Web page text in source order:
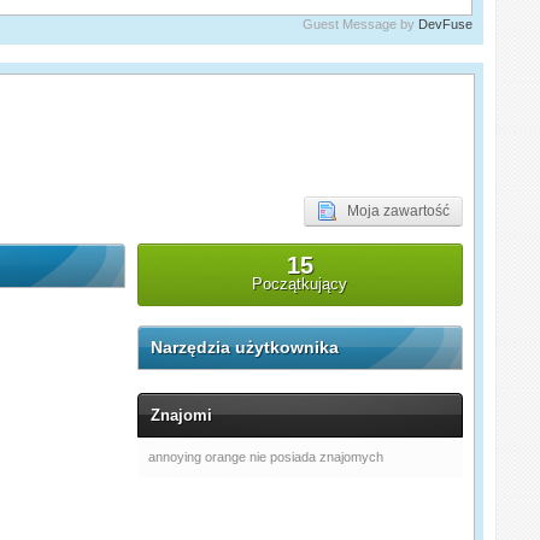
Guest Message by DevFuse
Moja zawartość
15
Początkujący
Narzędzia użytkownika
Znajomi
annoying orange nie posiada znajomych